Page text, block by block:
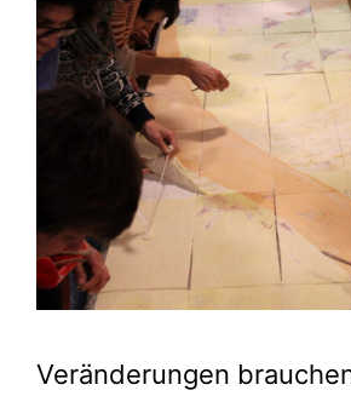
Veränderungen